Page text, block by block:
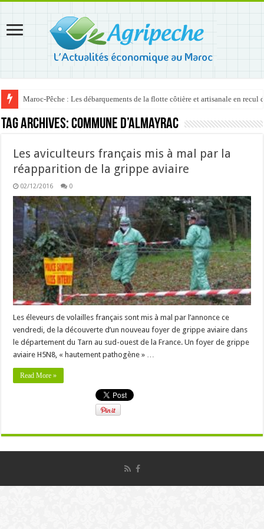
Maroc-Pêche : Les débarquements de la flotte côtière et artisanale en recul
Tag Archives:Commune d’Almayrac
Les aviculteurs français mis à mal par la
réapparition de la grippe aviaire
02/12/2016 0
Les éleveurs de volailles français sont mis à mal par l’annonce ce
vendredi, de la découverte d’un nouveau foyer de grippe aviaire dans
le département du Tarn au sud-ouest de la France. Un foyer de grippe
aviaire H5N8, « hautement pathogène » …
Read More »